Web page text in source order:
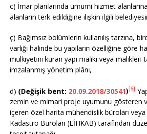
c) İmar planlarında umumi hizmet
alanların terk edildiğine ilişkin ilgili
ç) Bağımsız bölümlerin kullanılış tarzına,
varlığı halinde bu yapıların özelliğine göre
mülkiyetini kuran yapı maliki veya malikleri
imzalanmış yönetim plânı,
d) (Değişik bent: 20.09.2018/30541)[6]
zemin ve mimari proje uyumunu gösteren
içeren özel harita mühendislik büroları veya
Kadastro Büroları (LİHKAB) tarafından